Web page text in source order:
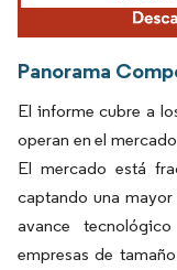
Panorama
El informe cubre a
operan en el
El mercado está
captando una
avance
empresas de